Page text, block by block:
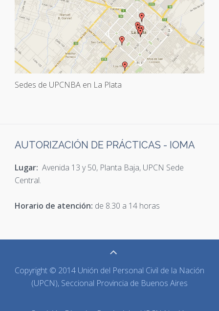
Sedes de UPCNBA en La Plata
AUTORIZACIÓN DE PRÁCTICAS - IOMA
Lugar: Avenida 13 y 50, Planta Baja, UPCN Sede
Central.
Horario de atención: de 8.30 a 14 horas
Copyright © 2014 Unión del Personal Civil de la Nación
(UPCN), Seccional Provincia de Buenos Aires